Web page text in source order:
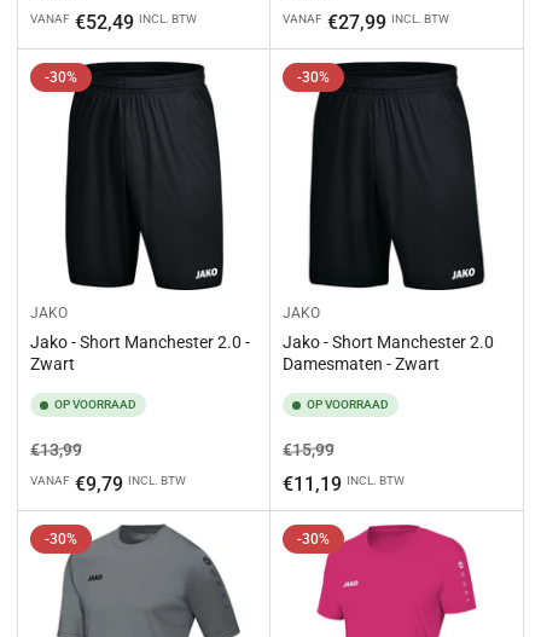
prijs
VANAF €52,49 INCL. BTW
prijs
VANAF €27,99 INCL. BTW
-30%
JAKO
Jako - Short Manchester 2.0 -
Zwart
OP VOORRAAD
Normale
prijs
€13,99Aanbiedingsprijs
VANAF €9,79 INCL. BTW
-30%
JAKO
Jako - Short Manchester 2.0
Damesmaten - Zwart
OP VOORRAAD
Normale
prijs
€15,99Aanbiedingsprijs
€11,19 INCL. BTW
-30% -30%